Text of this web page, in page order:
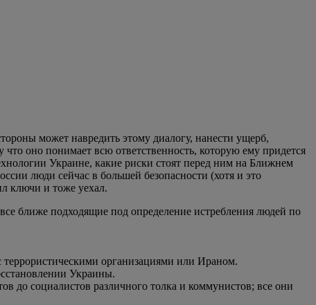
может навредить этому диалогу, нанести ущерб,
оно понимает всю ответственность, которую ему придется
Украине, какие риски стоят перед ним на Ближнем
люди сейчас в большей безопасности (хотя и это
ключи и тоже уехал.
ближе подходящие под определение истребления людей по
организациями или Ираном.
Украины.
до социалистов различного толка и коммунистов; все они